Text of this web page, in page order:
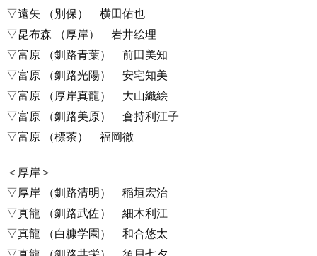
▽遠矢 （別保） 横田佑也
▽昆布森 （厚岸） 岩井絵理
▽富原 （釧路青葉） 前田美知
▽富原 （釧路光陽） 安宅知美
▽富原 （厚岸真龍） 大山織絵
▽富原 （釧路美原） 倉持利江子
▽富原 （標茶） 福岡徹
＜厚岸＞
▽厚岸 （釧路清明） 稲垣宏治
▽真龍 （釧路武佐） 細木利江
▽真龍 （白糠学園） 和合悠太